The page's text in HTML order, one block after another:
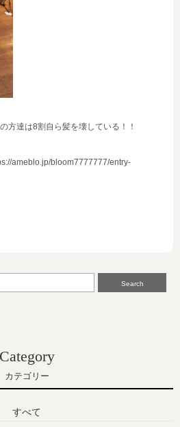
達は8割自ら髪を壊している！！
bloom7777777/entry-
Search
Category
カテゴリー
すべて